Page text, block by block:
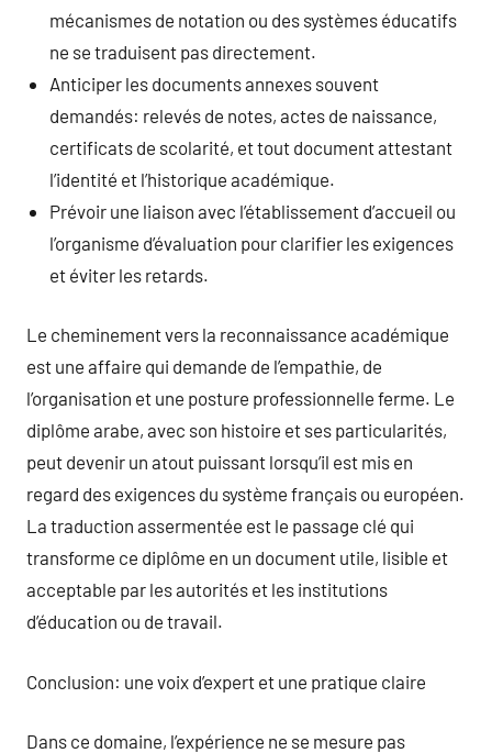
mécanismes de notation ou des systèmes éducatifs
ne se traduisent pas directement.
Anticiper les documents annexes souvent
demandés: relevés de notes, actes de naissance,
certificats de scolarité, et tout document attestant
l’identité et l’historique académique.
Prévoir une liaison avec l’établissement d’accueil ou
l’organisme d’évaluation pour clarifier les exigences
et éviter les retards.
Le cheminement vers la reconnaissance académique
est une affaire qui demande de l’empathie, de
l’organisation et une posture professionnelle ferme. Le
diplôme arabe, avec son histoire et ses particularités,
peut devenir un atout puissant lorsqu’il est mis en
regard des exigences du système français ou européen.
La traduction assermentée est le passage clé qui
transforme ce diplôme en un document utile, lisible et
acceptable par les autorités et les institutions
d’éducation ou de travail.
Conclusion: une voix d’expert et une pratique claire
Dans ce domaine, l’expérience ne se mesure pas